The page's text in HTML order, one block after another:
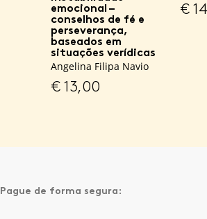
emocional –
conselhos de fé e
perseverança,
baseados em
situações verídicas
Angelina Filipa Navio
€13,00
€
Pague de forma segura: